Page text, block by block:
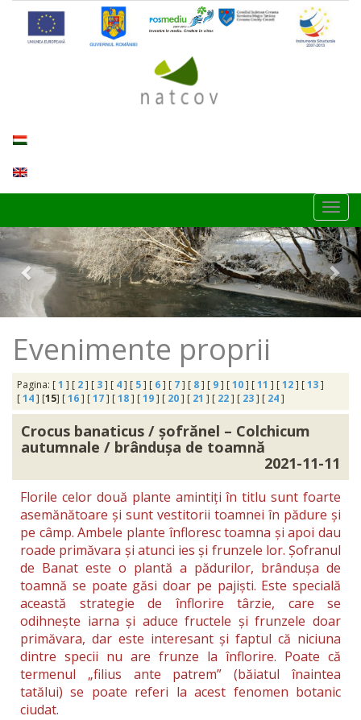
Previous
Evenimente proprii
Pagina: [1 ] [ 2] [ 3] [ 4] [ 5] [ 6] [ 7] [ 8] [ 9] [10] [11 ] [12] [13]
[14] [15] [16] [17] [18] [19] [ 20] [ 21 ] [ 22] [ 23] [ 24]
Crocus banaticus / șofrănel – Colchicum
autumnale / brândușa de toamnă
2021-11-11
Florile celor două plante amintiți în titlu sunt foarte
asemănătoare și sunt vestitorii toamnei în pădure și
pe câmp. Ambele plante înfloresc toamna și apoi dau
roade primăvara și atunci ies și frunzele lor. Șofranul
de Banat este o plantă a pădurilor, brândușa de
toamnă se poate găsi doar pe pajiști. Este specială
această strategie de înflorire târzie, care se
odihnește iarna și aduce fructele și frunzele doar
primăvara, dar este interesant și faptul că niciuna
dintre specii nu are frunze la înflorire. Poate că
termenul „filius ante patrem” (băiatul înaintea
tatălui) se poate referi la acest fenomen botanic
ciudat.